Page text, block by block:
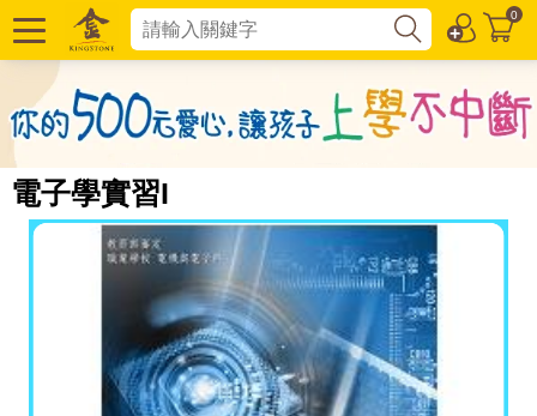
0
電子學實習I